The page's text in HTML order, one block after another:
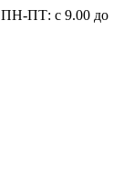
ПН-ПТ: с 9.00 до